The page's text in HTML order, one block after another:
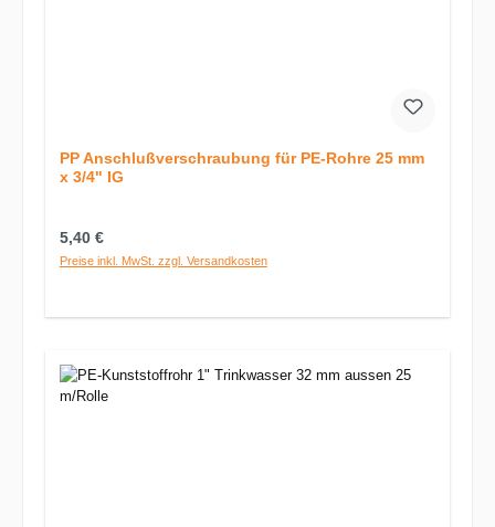
PP Anschlußverschraubung für PE-Rohre 25 mm
x 3/4" IG
Regulärer Preis:
5,40 €
Preise inkl. MwSt. zzgl. Versandkosten